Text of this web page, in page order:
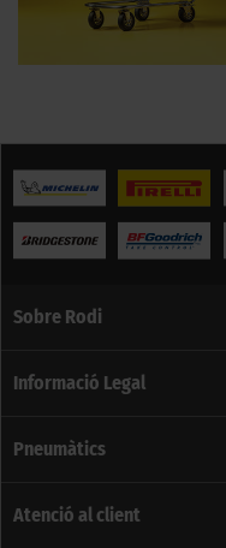
Sobre Rodi
Informació Legal
Pneumàtics
Atenció al client